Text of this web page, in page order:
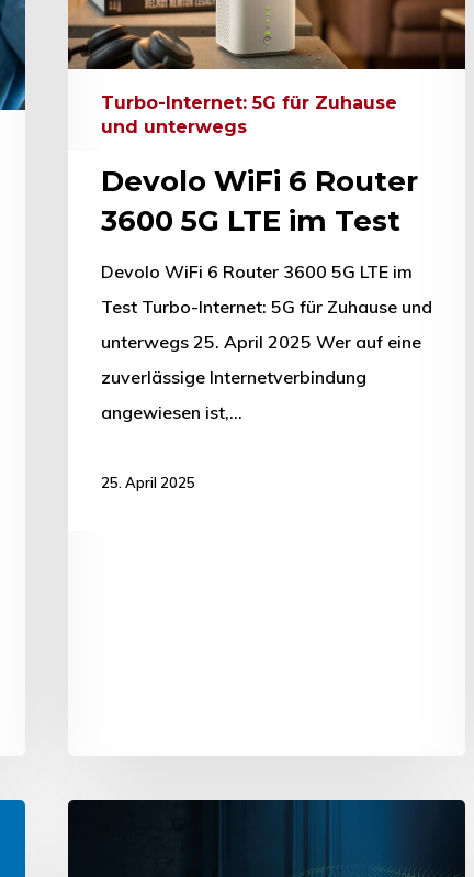
Turbo-Internet: 5G für Zuhause
und unterwegs
Devolo WiFi 6 Router
3600 5G LTE im Test
Devolo WiFi 6 Router 3600 5G LTE im
Test Turbo-Internet: 5G für Zuhause und
unterwegs 25. April 2025 Wer auf eine
zuverlässige Internetverbindung
angewiesen ist,…
25. April 2025